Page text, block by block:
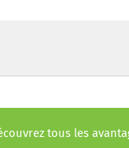
tous les